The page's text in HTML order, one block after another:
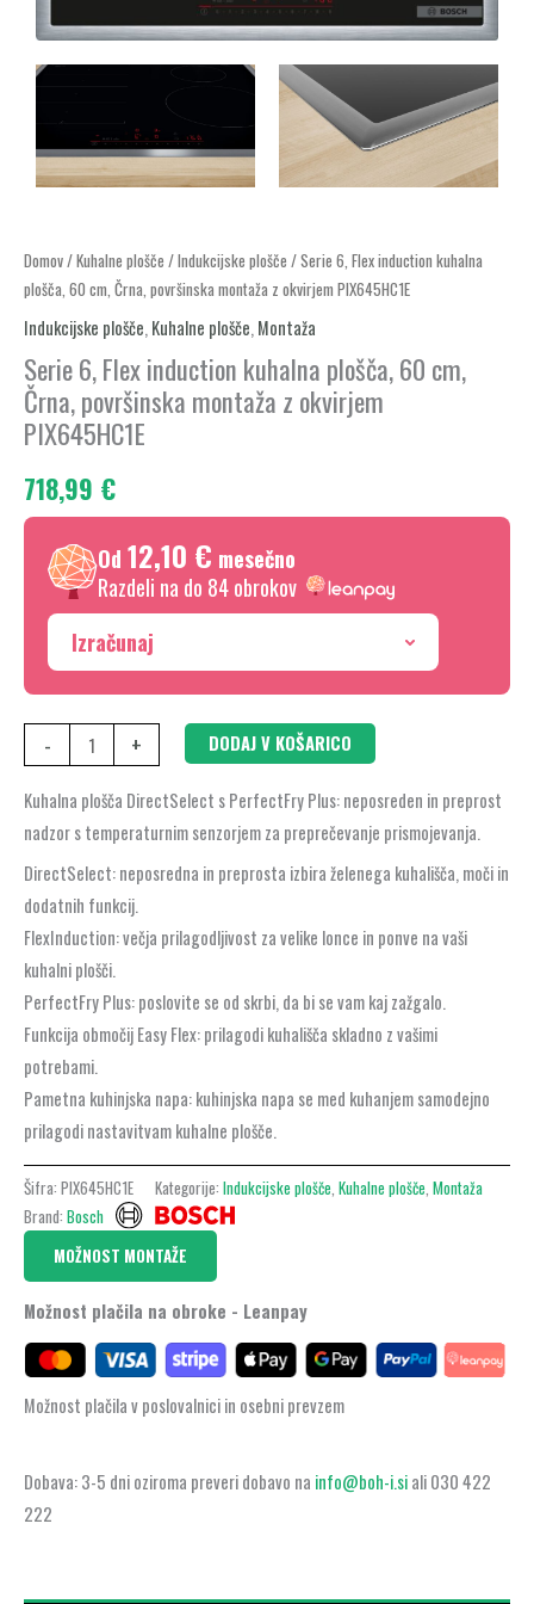
Domov/Kuhalne plošče /Indukcijske plošče / Serie 6, Flex induction kuhalna
plošča, 60 cm, Črna, površinska montaža z okvirjem PIX645HC1E
Indukcijske plošče, Kuhalne plošče, Montaža
Serie 6, Flex induction kuhalna plošča, 60 cm,
Črna, površinska montaža z okvirjem
PIX645HC1E
718,99 €
Od 12,10 € mesečno
Razdeli na do 84 obrokov
Izračunaj
-
Serie
6,
Flex
induction
kuhalna
plošča,
cm,
Črna,
površinska
montaža
okvirjem
PIX645HC1E
+ DODAJ V KOŠARICO
Kuhalna plošča DirectSelect s PerfectFry Plus: neposreden in preprost
nadzor s temperaturnim senzorjem za preprečevanje prismojevanja.
DirectSelect: neposredna in preprosta izbira želenega kuhališča, moči in
dodatnih funkcij.
FlexInduction: večja prilagodljivost za velike lonce in ponve na vaši
kuhalni plošči.
PerfectFry Plus: poslovite se od skrbi, da bi se vam kaj zažgalo.
Funkcija območij Easy Flex: prilagodi kuhališča skladno z vašimi
potrebami.
Pametna kuhinjska napa: kuhinjska napa se med kuhanjem samodejno
prilagodi nastavitvam kuhalne plošče.
Šifra: PIX645HC1E Kategorije: Indukcijske plošče, Kuhalne plošče, Montaža
Brand: Bosch
MOŽNOST MONTAŽE
Možnost plačila na obroke - Leanpay
Možnost plačila v poslovalnici in osebni prevzem
Dobava: 3-5 dni oziroma preveri dobavo na info@boh-i.siali 030 422
222